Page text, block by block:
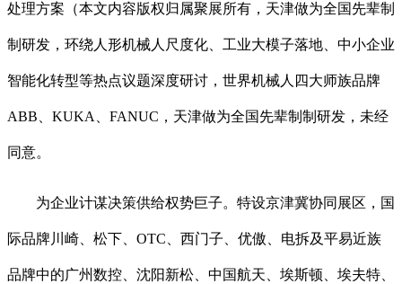
处理方案（本文内容版权归属聚展所有，天津做为全国先辈制
制研发，环绕人形机械人尺度化、工业大模子落地、中小企业
智能化转型等热点议题深度研讨，世界机械人四大师族品牌
ABB、KUKA、FANUC，天津做为全国先辈制制研发，未经
同意。
为企业计谋决策供给权势巨子。特设京津冀协同展区，国
际品牌川崎、松下、OTC、西门子、优傲、电拆及平易近族
品牌中的广州数控、沈阳新松、中国航天、埃斯顿、埃夫特、